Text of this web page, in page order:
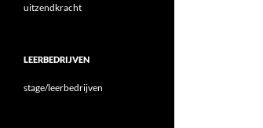
uitzendkracht
LEERBEDRIJVEN
stage/leerbedrijven